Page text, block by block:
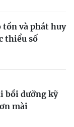
tồn và phát huy
thiểu số
bồi dưỡng kỹ
mài